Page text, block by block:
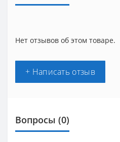
Нет отзывов об этом товаре.
+ Написать отзыв
Вопросы (0)